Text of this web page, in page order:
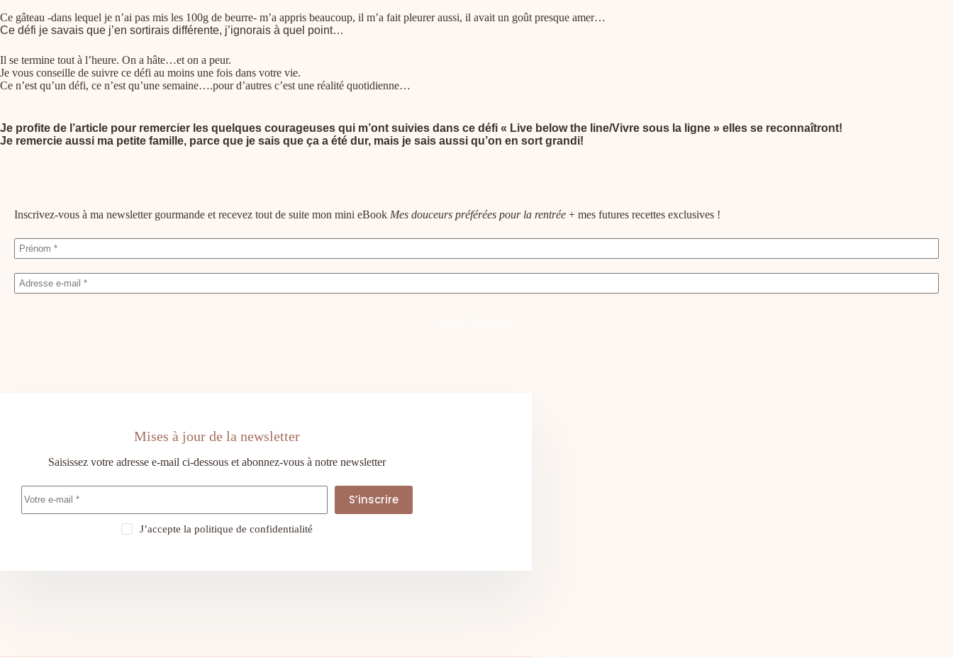
Ce gâteau -dans lequel je n’ai pas mis les 100g de beurre- m’a appris beaucoup, il m’a fait pleurer aussi, il avait un goût presque amer…
Ce défi je savais que j’en sortirais différente, j’ignorais à quel point…
Il se termine tout à l’heure. On a hâte…et on a peur.
Je vous conseille de suivre ce défi au moins une fois dans votre vie.
Ce n’est qu’un défi, ce n’est qu’une semaine….pour d’autres c’est une réalité quotidienne…
Je profite de l’article pour remercier les quelques courageuses qui m’ont suivies dans ce défi « Live below the line/Vivre sous la ligne » elles se reconnaîtront!
Je remercie aussi ma petite famille, parce que je sais que ça a été dur, mais je sais aussi qu’on en sort grandi!
Inscrivez-vous à ma newsletter gourmande et recevez tout de suite mon mini eBook Mes douceurs préférées pour la rentrée + mes futures recettes exclusives !
Mises à jour de la newsletter
Saisissez votre adresse e-mail ci-dessous et abonnez-vous à notre newsletter
S’inscrire
J’accepte la politique de confidentialité